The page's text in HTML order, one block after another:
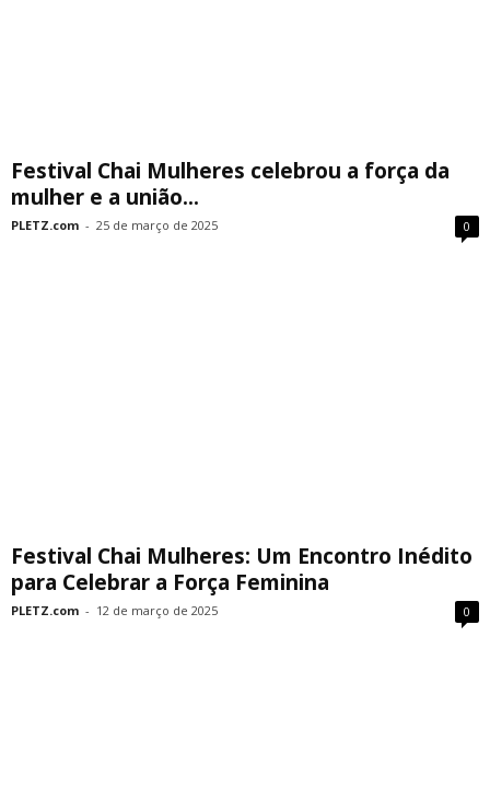
Festival Chai Mulheres celebrou a força da
mulher e a união...
PLETZ.com - 25 de março de 2025 0
Festival Chai Mulheres: Um Encontro Inédito
para Celebrar a Força Feminina
PLETZ.com - 12 de março de 2025 0